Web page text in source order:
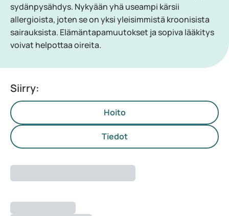
sydänpysähdys. Nykyään yhä useampi kärsii
allergioista, joten se on yksi yleisimmistä kroonisista
sairauksista. Elämäntapamuutokset ja sopiva lääkitys
voivat helpottaa oireita.
Siirry:
Hoito
Tiedot